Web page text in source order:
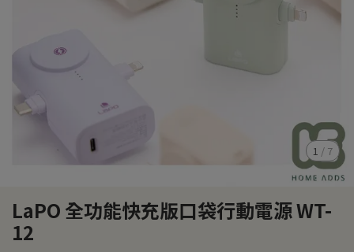
1 / 7
LaPO 全功能快充版口袋行動電源 WT-
12